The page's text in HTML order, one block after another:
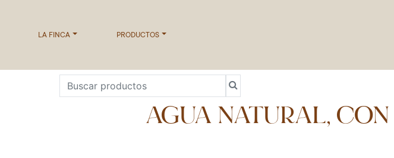
LA FINCA PRODUCTOS
AGUA NATURAL,